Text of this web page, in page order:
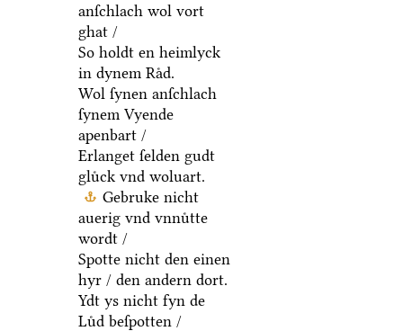
anſchlach wol vort
ghat /
So holdt en heimlyck
in dynem Raͤd.
Wol ſynen anſchlach
ſynem Vyende
apenbart /
Erlanget ſelden gudt
gluͤck vnd woluart.
Gebruke nicht
auerig vnd vnnuͤtte
wordt /
Spotte nicht den einen
hyr / den andern dort.
Ydt ys nicht fyn de
Luͤd beſpotten /